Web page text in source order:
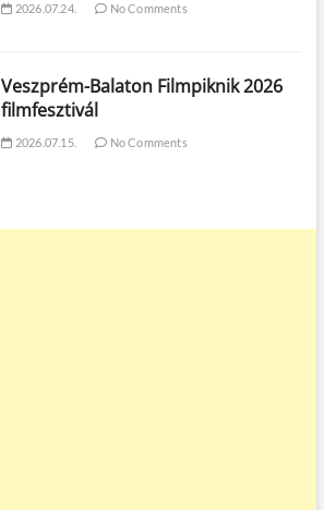
2026.07.24. No Comments
Veszprém-Balaton Filmpiknik 2026
filmfesztivál
2026.07.15. No Comments